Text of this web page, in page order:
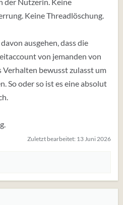
Keine Threadlöschung.
ausgehen, dass die
von jemanden von
Verhalten bewusst zulasst um
So oder so ist es eine absolut
Zuletzt bearbeitet: 13 Juni 2026